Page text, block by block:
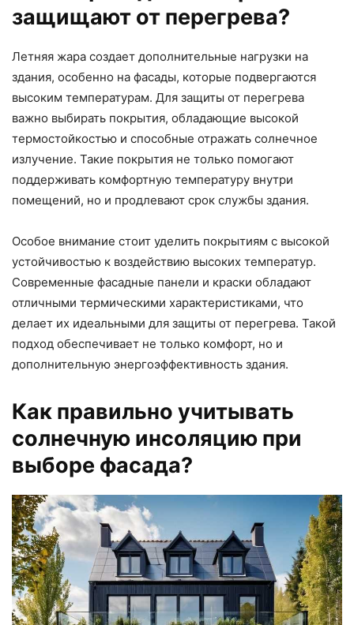
защищают от перегрева?
Летняя жара создает дополнительные нагрузки на
здания, особенно на фасады, которые подвергаются
высоким температурам. Для защиты от перегрева
важно выбирать покрытия, обладающие высокой
термостойкостью и способные отражать солнечное
излучение. Такие покрытия не только помогают
поддерживать комфортную температуру внутри
помещений, но и продлевают срок службы здания.
Особое внимание стоит уделить покрытиям с высокой
устойчивостью к воздействию высоких температур.
Современные фасадные панели и краски обладают
отличными термическими характеристиками, что
делает их идеальными для защиты от перегрева. Такой
подход обеспечивает не только комфорт, но и
дополнительную энергоэффективность здания.
Как правильно учитывать
солнечную инсоляцию при
выборе фасада?